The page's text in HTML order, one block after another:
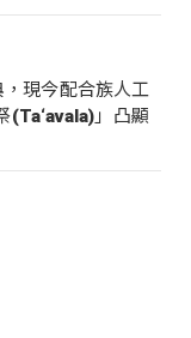
現今配合族人工
(Ta‘avala)」凸顯